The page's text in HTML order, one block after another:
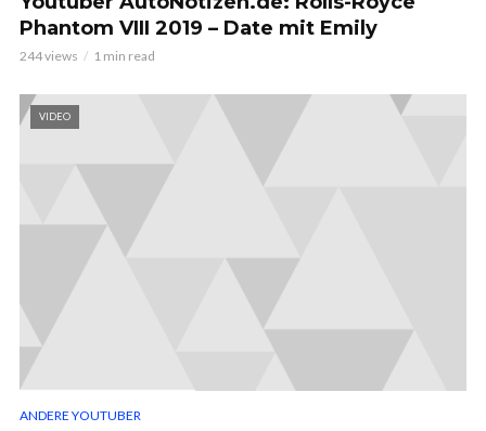
Phantom VIII 2019 – Date mit Emily
244 views 1 min read
VIDEO
ANDERE YOUTUBER